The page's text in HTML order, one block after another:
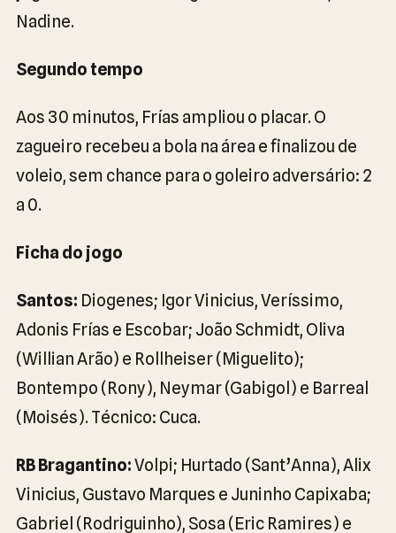
Nadine.
Segundo tempo
Aos 30 minutos, Frías ampliou o placar. O
zagueiro recebeu a bola na área e finalizou de
voleio, sem chance para o goleiro adversário: 2
a 0.
Ficha do jogo
Santos: Diogenes; Igor Vinicius, Veríssimo,
Adonis Frías e Escobar; João Schmidt, Oliva
(Willian Arão) e Rollheiser (Miguelito);
Bontempo (Rony), Neymar (Gabigol) e Barreal
(Moisés). Técnico: Cuca.
RB Bragantino:Volpi; Hurtado (Sant’Anna), Alix
Vinicius, Gustavo Marques e Juninho Capixaba;
Gabriel (Rodriguinho), Sosa (Eric Ramires) e